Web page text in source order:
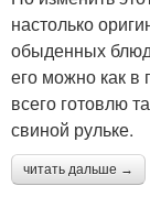
настолько
обыденных
его можно как в
всего готовлю
свиной рульке.
читать дальше →